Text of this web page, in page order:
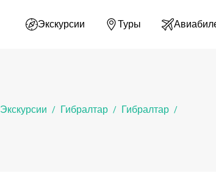
Экскурсии Туры
Экскурсии / Гибралтар / Гибралтар /